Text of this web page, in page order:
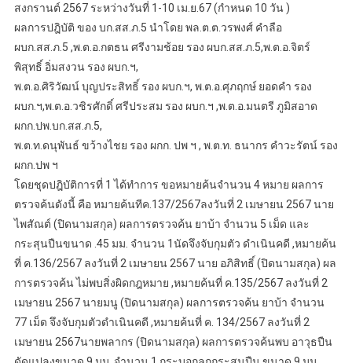
สงกรานต์ 2567 ระหว่างวันที่ 1-10 เม.ย.67 (กำหนด 10 วัน )
ผลการปฎิบัติ ของ บก.สส.ภ.5 นำโดย พล.ต.ต.วรพงศ์ คำลือ
ผบก.สส.ภ.5 ,พ.ต.อ.กตธน ศรีงามช้อย รอง ผบก.สส.ภ.5,พ.ต.อ.จิตร์
พิสุทธิ์ อิ่มสงวน รอง ผบก.ฯ,
พ.ต.อ.ศิริวัฒน์ บุญประสิทธิ์ รอง ผบก.ฯ, พ.ต.อ.ศุภฤกษ์ ยอดคำ รอง
ผบก.ฯ,พ.ต.อ.วชิรศักดิ์ ศรีประสม รอง ผบก.ฯ ,พ.ต.อ.มนตรี ภูมิสอาด
ผกก.ปพ.บก.สส.ภ.5,
พ.ต.ท.ดนุพันธ์ ขว้างไชย รอง ผกก. ปพ ฯ , พ.ต.ท. ธนากร คำวะรัตน์ รอง
ผกก.ปพ ฯ
โดยชุดปฎิบัติการที่ 1 ได้ทำการ ขอหมายค้นจำนวน 4 หมาย ผลการ
ตรวจค้นดังนี้ คือ หมายค้นทีค.137/2567ลงวันที่ 2 เมษายน 2567 นาย
ไพสัณต์ (ปิดนามสกุล) ผลการตรวจค้น ยาบ้า จำนวน 5 เม็ด และ
กระสุนปืนขนาด .45 มม. จำนวน 1นัดจึงจับกุมตัว ดำเนินคดี ,หมายค้น
ที่ ค.136/2567 ลงวันที่ 2 เมษายน 2567 นาย อภิสิทธิ์ (ปิดนามสกุล) ผล
การตรวจค้น ไม่พบสิ่งผิดกฎหมาย ,หมายค้นที่ ค.135/2567 ลงวันที่ 2
เมษายน 2567 นายมนู (ปิดนามสกุล) ผลการตรวจค้น ยาบ้า จำนวน
77 เม็ด จึงจับกุมตัวดำเนินคดี ,หมายค้นที่ ค. 134/2567 ลงวันที่ 2
เมษายน 2567นายพลากร (ปิดนามสกุล) ผลการตรวจค้นพบ อาวุธปืน